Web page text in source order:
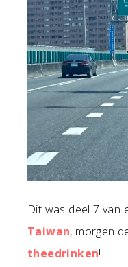
Dit was deel 7 van
Taiwan, morgen
theedrinken!